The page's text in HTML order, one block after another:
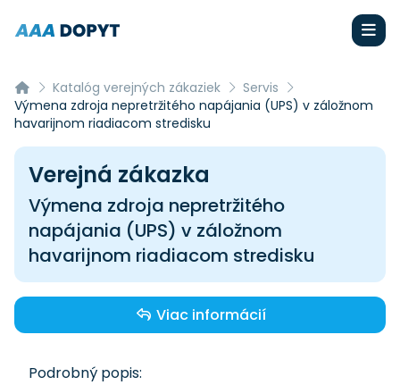
Katalóg verejných zákaziek
Servis
Výmena zdroja nepretržitého napájania (UPS) v záložnom
havarijnom riadiacom stredisku
Verejná zákazka
Výmena zdroja nepretržitého
napájania (UPS) v záložnom
havarijnom riadiacom stredisku
Viac informácií
Podrobný popis: